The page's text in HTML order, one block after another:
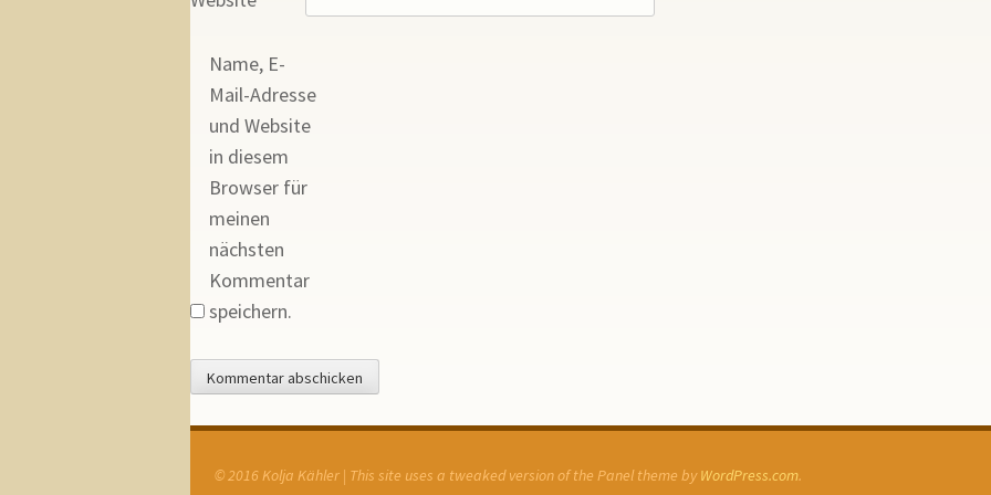
Name, E-
Mail-Adresse
und Website
in diesem
Browser für
meinen
nächsten
Kommentar
speichern.
© 2016 Kolja Kähler | This site uses a tweaked version of the Panel theme byWordPress.com.